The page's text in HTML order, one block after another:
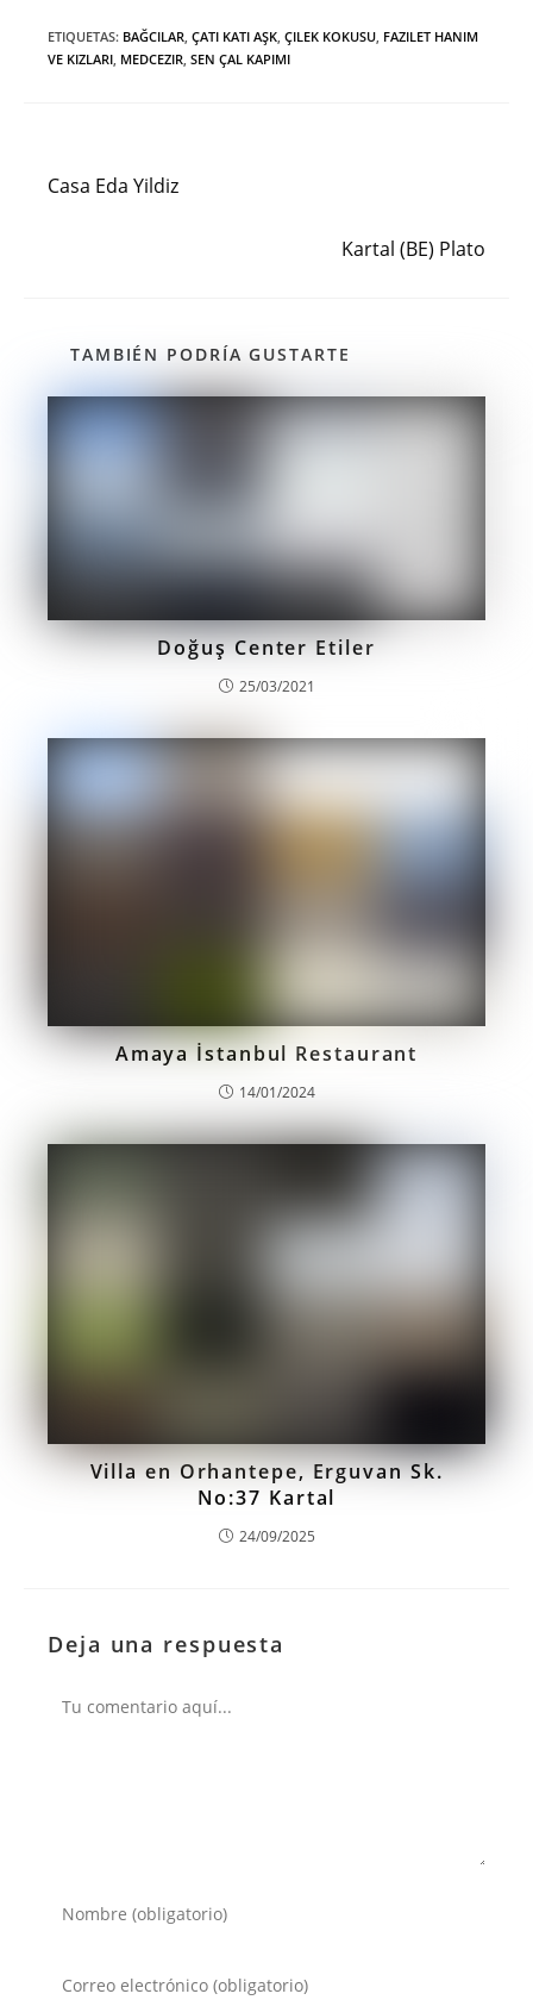
ETIQUETAS: BAĞCILAR, ÇATI KATI AŞK, ÇILEK KOKUSU, FAZILET HANIM
VE KIZLARI, MEDCEZIR, SEN ÇAL KAPIMI
artículos
Casa Eda Yildiz
Kartal (BE) Plato
TAMBIÉN PODRÍA GUSTARTE
Doğuş Center Etiler
25/03/2021
Amaya İstanbul Restaurant
14/01/2024
Villa en Orhantepe, Erguvan Sk.
No:37 Kartal
24/09/2025
Deja una respuesta
Comentario
Introduce
Introduce